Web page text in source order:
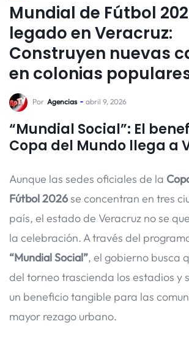
Mundial de Fútbol
legado en Veracruz:
Construyen nuevas
en colonias
Por Agencias abril 9, 2026
“Mundial Social”: El
Copa del Mundo llega a
Aunque las sedes oficiales de la
Fútbol 2026se concentran en tres
país, el estado de Veracruz no se
la celebración. A través del
“Mundial Social”, el gobierno busca
del torneo trascienda los estadios y
un beneficio tangible para las
mayor rezago urbano.